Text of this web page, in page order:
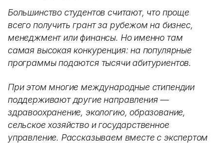
Большинство студентов считают, что проще
всего получить грант за рубежом на бизнес,
менеджмент или финансы. Но именно там
самая высокая конкуренция: на популярные
программы подаются тысячи абитуриентов.
При этом многие международные стипендии
поддерживают другие направления —
здравоохранение, экологию, образование,
сельское хозяйство и государственное
управление. Рассказываем вместе с экспертом